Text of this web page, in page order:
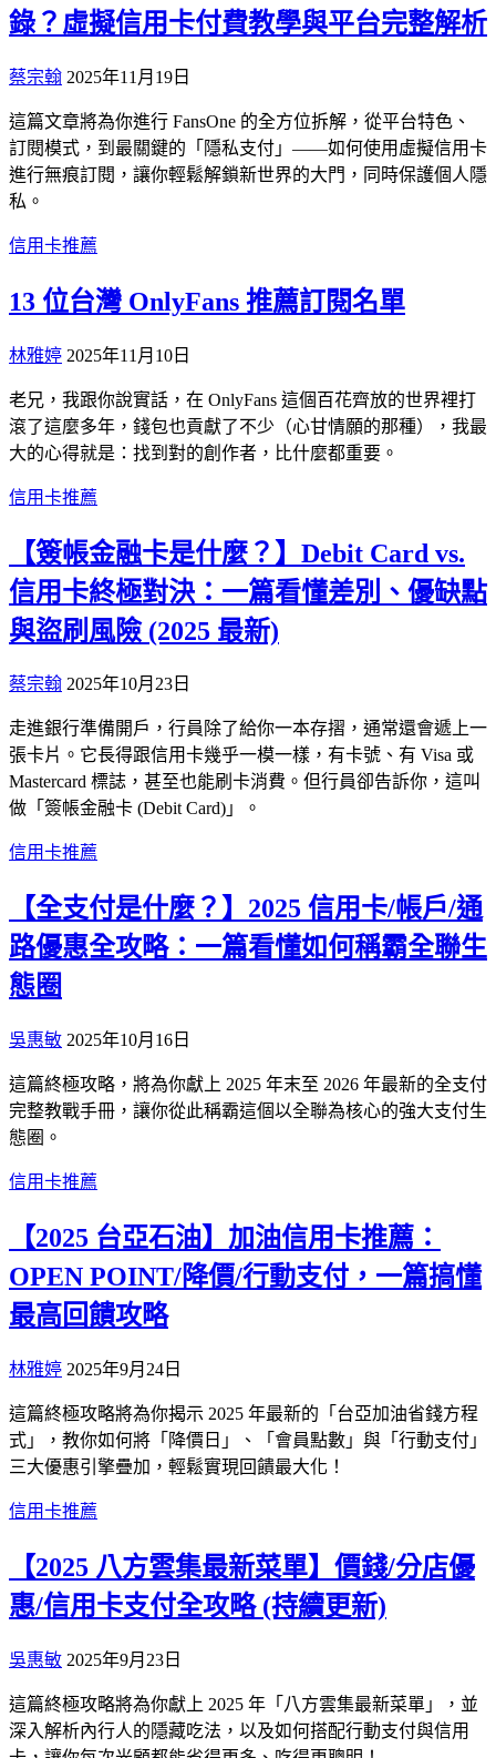
錄？虛擬信用卡付費教學與平台完整解析
蔡宗翰 2025年11月19日
這篇文章將為你進行 FansOne 的全方位拆解，從平台特色、
訂閱模式，到最關鍵的「隱私支付」——如何使用虛擬信用卡
進行無痕訂閱，讓你輕鬆解鎖新世界的大門，同時保護個人隱
私。
信用卡推薦
13 位台灣 OnlyFans 推薦訂閱名單
林雅婷 2025年11月10日
老兄，我跟你說實話，在 OnlyFans 這個百花齊放的世界裡打
滾了這麼多年，錢包也貢獻了不少（心甘情願的那種），我最
大的心得就是：找到對的創作者，比什麼都重要。
信用卡推薦
【簽帳金融卡是什麼？】Debit Card vs.
信用卡終極對決：一篇看懂差別、優缺點
與盜刷風險 (2025 最新)
蔡宗翰 2025年10月23日
走進銀行準備開戶，行員除了給你一本存摺，通常還會遞上一
張卡片。它長得跟信用卡幾乎一模一樣，有卡號、有 Visa 或
Mastercard 標誌，甚至也能刷卡消費。但行員卻告訴你，這叫
做「簽帳金融卡 (Debit Card)」。
信用卡推薦
【全支付是什麼？】2025 信用卡/帳戶/通
路優惠全攻略：一篇看懂如何稱霸全聯生
態圈
吳惠敏 2025年10月16日
這篇終極攻略，將為你獻上 2025 年末至 2026 年最新的全支付
完整教戰手冊，讓你從此稱霸這個以全聯為核心的強大支付生
態圈。
信用卡推薦
【2025 台亞石油】加油信用卡推薦：
OPEN POINT/降價/行動支付，一篇搞懂
最高回饋攻略
林雅婷 2025年9月24日
這篇終極攻略將為你揭示 2025 年最新的「台亞加油省錢方程
式」，教你如何將「降價日」、「會員點數」與「行動支付」
三大優惠引擎疊加，輕鬆實現回饋最大化！
信用卡推薦
【2025 八方雲集最新菜單】價錢/分店優
惠/信用卡支付全攻略 (持續更新)
吳惠敏 2025年9月23日
這篇終極攻略將為你獻上 2025 年「八方雲集最新菜單」，並
深入解析內行人的隱藏吃法，以及如何搭配行動支付與信用